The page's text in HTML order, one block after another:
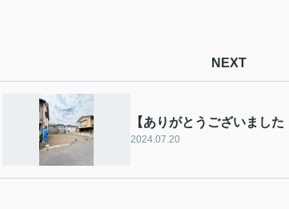
NEXT
【ありがとうございまし
2024.07.20